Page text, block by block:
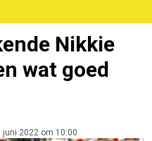
Nikkie
wat goed
2022 om 10:00